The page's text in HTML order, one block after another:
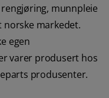
rengjøring, munnpleie
markedet.
egen
varer produsert hos
produsenter.